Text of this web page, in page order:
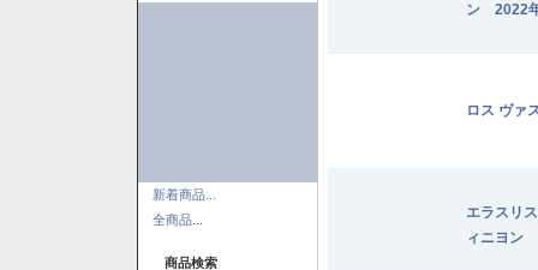
新着商品...
全商品...
商品検索
ン 2022
ロス ヴァ
エラスリ
ィニヨン